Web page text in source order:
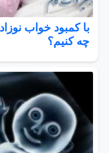
با کمبود خواب
چه کنیم؟